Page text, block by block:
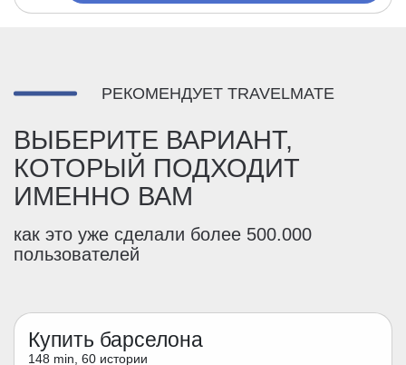
РЕКОМЕНДУЕТ TRAVELMATE
ВЫБЕРИТЕ ВАРИАНТ,
КОТОРЫЙ ПОДХОДИТ
ИМЕННО ВАМ
как это уже сделали более 500.000
пользователей
Купить барселона
148 min, 60 истории